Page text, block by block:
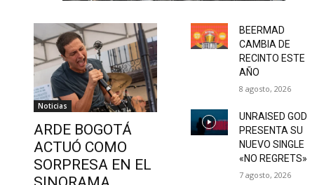
Noticias
ARDE BOGOTÁ
ACTUÓ COMO
SORPRESA EN EL
BEERMAD
CAMBIA DE
RECINTO ESTE
AÑO
8 agosto, 2026
UNRAISED GOD
PRESENTA SU
NUEVO SINGLE
«NO REGRETS»
7 agosto, 2026